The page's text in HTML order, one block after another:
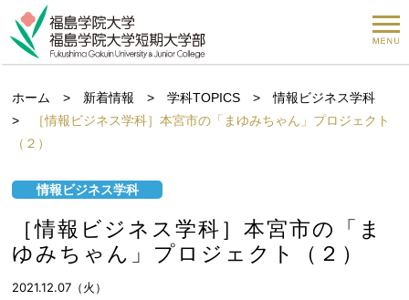
ホーム > 新着情報 >学科TOPICS >情報ビジネス学科
>
［情報ビジネス学科］本宮市の「まゆみちゃん」プロジェクト
（２）
情報ビジネス学科
［情報ビジネス学科］本宮市の「ま
ゆみちゃん」プロジェクト（２）
2021.12.07（火）